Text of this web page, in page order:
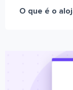
O que é o